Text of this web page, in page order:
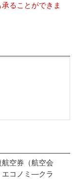
ることができま
空券（航空会
エコノミ―クラ